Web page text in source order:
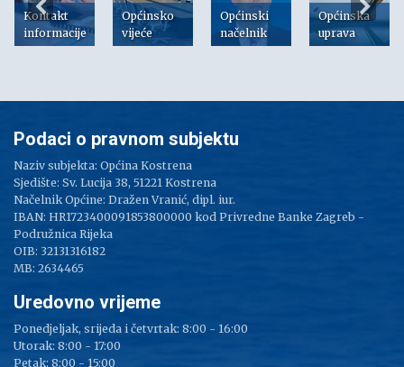
Kontakt
informacije
Općinsko
vijeće
Općinski
načelnik
Općinska
uprava
Podaci o pravnom subjektu
Naziv subjekta: Općina Kostrena
Sjedište: Sv. Lucija 38, 51221 Kostrena
Načelnik Općine: Dražen Vranić, dipl. iur.
IBAN: HR1723400091853800000 kod Privredne Banke Zagreb -
Podružnica Rijeka
OIB: 32131316182
MB: 2634465
Uredovno vrijeme
Ponedjeljak, srijeda i četvrtak: 8:00 - 16:00
Utorak: 8:00 - 17:00
Petak: 8:00 - 15:00